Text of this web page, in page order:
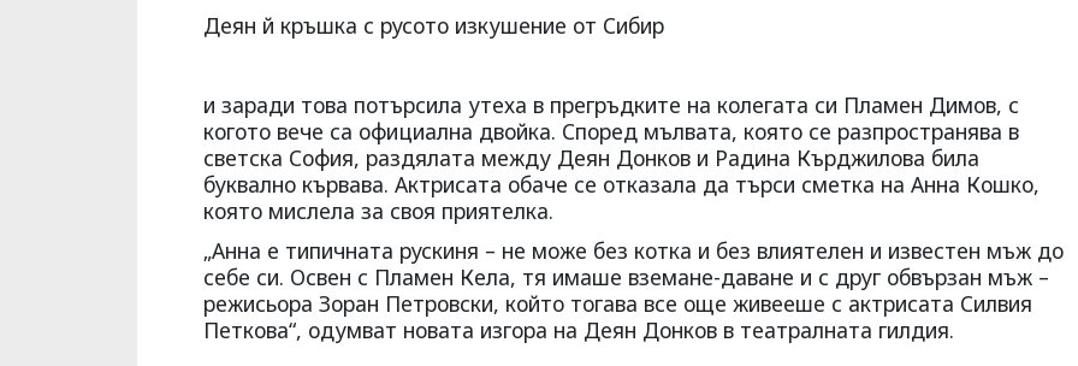
Деян й кръшка с русото изкушение от Сибир
и заради това потърсила утеха в прегръдките на колегата си Пламен Димов, с
когото вече са официална двойка. Според мълвата, която се разпространява в
светска София, раздялата между Деян Донков и Радина Кърджилова била
буквално кървава. Актрисата обаче се отказала да търси сметка на Анна Кошко,
която мислела за своя приятелка.
„Анна е типичната рускиня – не може без котка и без влиятелен и известен мъж до
себе си. Освен с Пламен Кела, тя имаше вземане-даване и с друг обвързан мъж –
режисьора Зоран Петровски, който тогава все още живееше с актрисата Силвия
Петкова“, одумват новата изгора на Деян Донков в театралната гилдия.